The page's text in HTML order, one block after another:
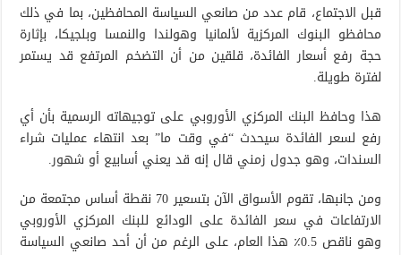
قبل الاجتماع، قام عدد من صانعي السياسة المحافظين، بما في ذلك
محافظو البنوك المركزية لألمانيا وهولندا والنمسا وبلجيكا، بإثارة
حجة رفع أسعار الفائدة، قلقين من أن التضخم المرتفع قد يستمر
لفترة طويلة.
هذا وحافظ البنك المركزي الأوروبي على توجيهاته الرسمية بأن أي
رفع لسعر الفائدة سيحدث “في وقت ما” بعد انتهاء عمليات شراء
السندات، وهو جدول زمني قال إنه قد يعني أسابيع أو شهور.
ومن جانبها، تقوم الأسواق الآن بتسعير 70 نقطة أساس مجتمعة من
الارتفاعات في سعر الفائدة على الودائع للبنك المركزي الأوروبي
وهو ناقص 0.5٪ هذا العام، على الرغم من أن أحد صانعي السياسة